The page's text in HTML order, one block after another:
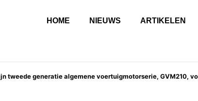
HOME NIEUWS ARTIKELEN
tweede generatie algemene voertuigmotorserie, GVM210,